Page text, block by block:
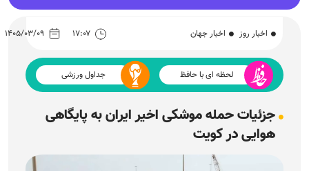
اخبار روز اخبار جهان ۱۷:۰۷ ۱۴۰۵/۰۳/۰۹
لحظه ای با حافظ جداول ورزشی
جزئیات حمله موشکی اخیر ایران به پایگاهی
هوایی در کویت